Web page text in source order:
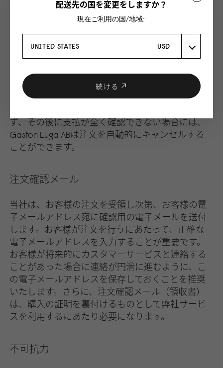
め、お客様の銀行以外のいかなる人もこれを読ん
だり、これにアクセスすることができません。カ
ードでの支払にあたり、Gaston Luga ABが追加の料
金を請求することはありませんが、ご利用カード
によっては追加料金の請求が発生する場合があり
ます。クレジットカード／デビットカードによる
支払に際しては、カード取引（トランザクショ
ン）が承認され次第すぐに、初期条件が適用され
ず、その後に支払が全く確認できない場合には、
Gaston Luga ABは注文を自動的にキャンセルする
ことができます。
注文確認メール
当社は、お客様の注文を受領し次第、お客様の電
子メールアドレス宛に確認用の電子メールを送付
します。お客様が注文を行うにあたって、正確な
電子メールアドレスを入力することが重要です。
お客様が将来的にカスタマーサービスと連絡する
ことがあった場合に連絡が円滑に進むように、こ
の電子メールアドレスを保存しておくことを推奨
いたします。さらに、注文確認メール（領収書）
は、購入の証明を裏付けるものとして弊社サービ
スを利用するにあたり必要になります。
不可抗力
配送先の国を変更をしますか？
現在ご利用の国/地域::
UNITED STATES USD
続ける